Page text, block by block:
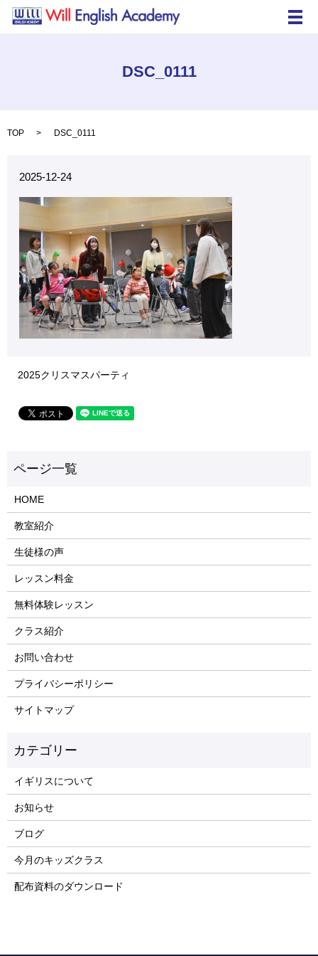
メ
DSC_0111
TOP DSC_0111
2025-12-24
2025クリスマスパーティ
HOME
教室紹介
生徒様の声
レッスン料金
無料体験レッスン
クラス紹介
お問い合わせ
プライバシーポリシー
サイトマップ
イギリスについて
お知らせ
ブログ
今月のキッズクラス
配布資料のダウンロード